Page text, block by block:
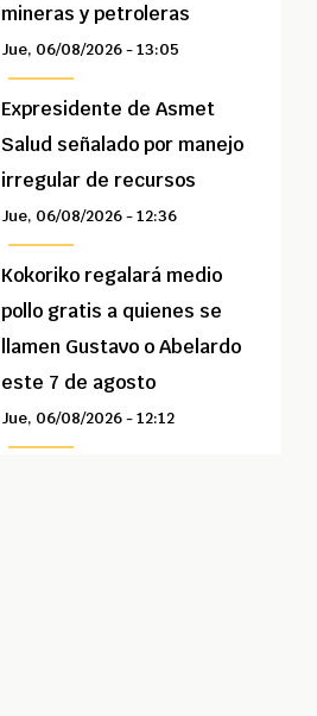
mineras y petroleras
Jue, 06/08/2026 - 13:05
Expresidente de Asmet
Salud señalado por manejo
irregular de recursos
Jue, 06/08/2026 - 12:36
Kokoriko regalará medio
pollo gratis a quienes se
llamen Gustavo o Abelardo
este 7 de agosto
Jue, 06/08/2026 - 12:12